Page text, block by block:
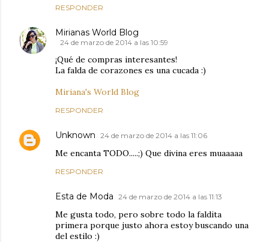
RESPONDER
Mirianas World Blog
24 de marzo de 2014 a las 10:59
¡Qué de compras interesantes!
La falda de corazones es una cucada :)
Miriana's World Blog
RESPONDER
Unknown 24 de marzo de 2014 a las 11:06
Me encanta TODO.....;) Que divina eres muaaaaa
RESPONDER
Esta de Moda 24 de marzo de 2014 a las 11:13
Me gusta todo, pero sobre todo la faldita
primera porque justo ahora estoy buscando una
del estilo :)